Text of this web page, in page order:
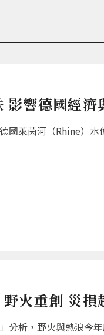
影響德國經濟
國萊茵河（Rhine）
火重創 災損
分析，野火與熱浪今